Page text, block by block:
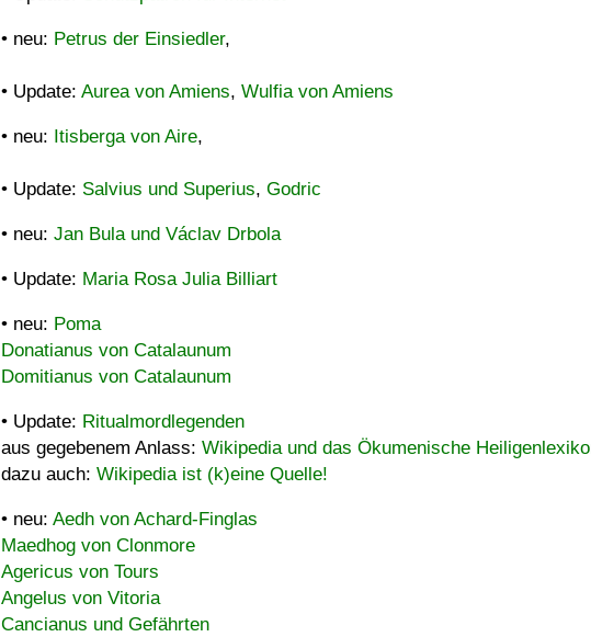
• neu: Petrus der Einsiedler,
• Update: Aurea von Amiens, Wulfia von Amiens
• neu: Itisberga von Aire,
• Update: Salvius und Superius, Godric
• neu: Jan Bula und Václav Drbola
• Update: Maria Rosa Julia Billiart
• neu: Poma
Donatianus von Catalaunum
Domitianus von Catalaunum
• Update: Ritualmordlegenden
aus gegebenem Anlass: Wikipedia und das Ökumenische
dazu auch: Wikipedia ist (k)eine Quelle!
• neu: Aedh von Achard-Finglas
Maedhog von Clonmore
Agericus von Tours
Angelus von Vitoria
Cancianus und Gefährten